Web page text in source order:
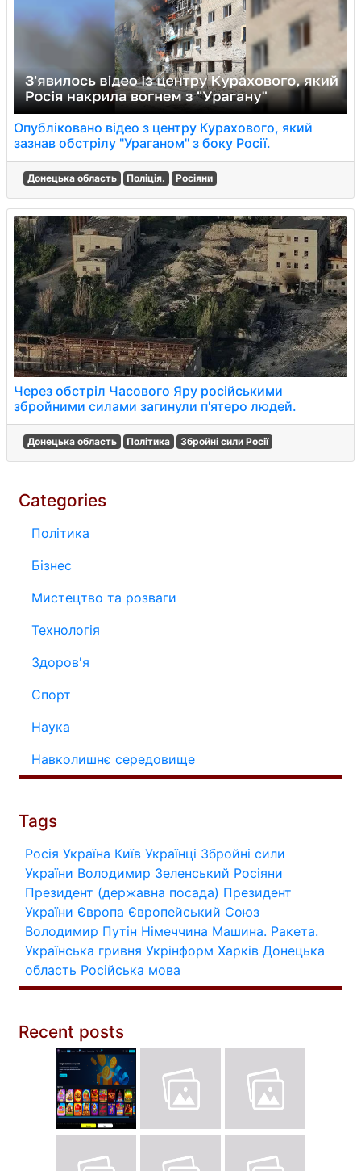
Опубліковано відео з центру Курахового, який
зазнав обстрілу "Ураганом" з боку Росії.
Донецька область Поліція. Росіяни
Через обстріл Часового Яру російськими
збройними силами загинули п'ятеро людей.
Донецька область Політика Збройні сили Росії
Categories
Політика
Бізнес
Мистецтво та розваги
Технологія
Здоров'я
Спорт
Наука
Навколишнє середовище
Tags
Росія Україна Київ Українці Збройні сили
України Володимир Зеленський Росіяни
Президент (державна посада) Президент
України Європа Європейський Союз
Володимир Путін Німеччина Машина. Ракета.
Українська гривня Укрінформ Харків Донецька
область Російська мова
Recent posts